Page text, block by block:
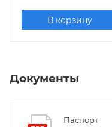
В корзину
Документы
Паспорт